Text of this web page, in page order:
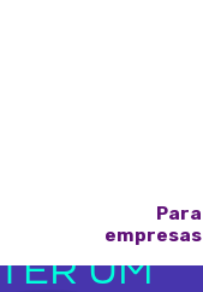
Para
empresas
UM